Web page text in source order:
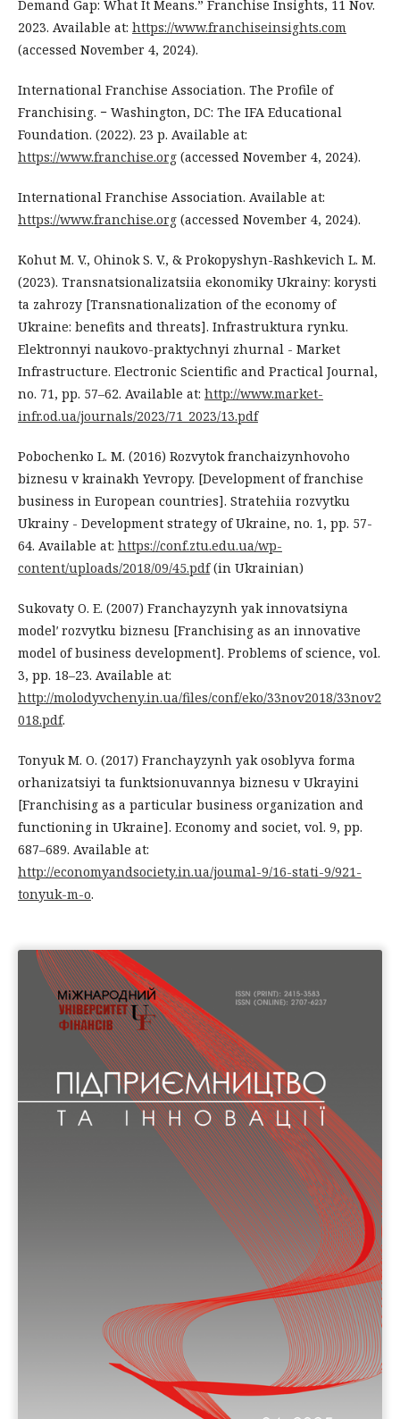
Demand Gap: What It Means.” Franchise Insights, 11 Nov.
2023. Available at: https://www.franchiseinsights.com
(accessed November 4, 2024).
International Franchise Association. The Profile of
Franchising. − Washington, DC: The IFA Educational
Foundation. (2022). 23 р. Available at:
https://www.franchise.org (accessed November 4, 2024).
International Franchise Association. Available at:
https://www.franchise.org (accessed November 4, 2024).
Kohut M. V., Ohinok S. V., & Prokopyshyn-Rashkevich L. M.
(2023). Transnatsionalizatsiia ekonomiky Ukrainy: korysti
ta zahrozy [Transnationalization of the economy of
Ukraine: benefits and threats]. Infrastruktura rynku.
Elektronnyi naukovo-praktychnyi zhurnal - Market
Infrastructure. Electronic Scientific and Practical Journal,
no. 71, pp. 57–62. Available at: http://www.market-
infr.od.ua/journals/2023/71_2023/13.pdf
Pobochenko L. M. (2016) Rozvytok franchaizynhovoho
biznesu v krainakh Yevropy. [Development of franchise
business in European countries]. Stratehiia rozvytku
Ukrainy - Development strategy of Ukraine, no. 1, pp. 57-
64. Available at: https://conf.ztu.edu.ua/wp-
content/uploads/2018/09/45.pdf(in Ukrainian)
Sukovaty O. E. (2007) Franchayzynh yak innovatsiyna
modelʹ rozvytku biznesu [Franchising as an innovative
model of business development]. Problems of science, vol.
3, рр. 18–23. Available at:
http://molodyvcheny.in.ua/files/conf/eko/33nov2018/33nov2
018.pdf.
Tonyuk M. O. (2017) Franchayzynh yak osoblyva forma
orhanizatsiyi ta funktsionuvannya biznesu v Ukrayini
[Franchising as a particular business organization and
functioning in Ukraine]. Economy and societ, vol. 9, рр.
687–689. Available at:
http://economyandsociety.in.ua/joumal-9/16-stati-9/921-
tonyuk-m-o.